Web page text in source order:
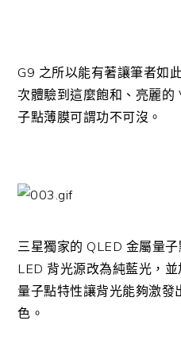
G9 之所以能有著讓筆者如
次體驗到這麼飽和、亮麗
子點薄膜可謂功不可沒。
三星獨家的 QLED 金屬量
LED 背光源改為純藍光，
量子點特性讓背光能夠激發
色。